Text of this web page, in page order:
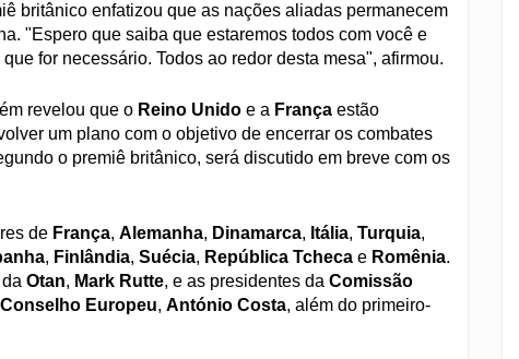
britânico enfatizou que as nações aliadas permanecem
"Espero que saiba que estaremos todos com você e
for necessário. Todos ao redor desta mesa", afirmou.
revelou que o Reino Unido e a França estão
um plano com o objetivo de encerrar os combates
o premiê britânico, será discutido em breve com os
de França, Alemanha, Dinamarca, Itália, Turquia,
, Finlândia, Suécia, República Tcheca e Romênia.
Otan, Mark Rutte, e as presidentes da Comissão
Conselho Europeu, António Costa, além do primeiro-